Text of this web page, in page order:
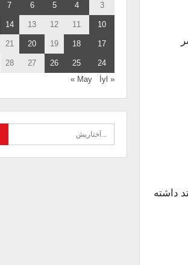
داشته
3
4
5
6
7
10
11
12
13
14
17
18
19
20
21
24
25
26
27
28
« May
İyl »